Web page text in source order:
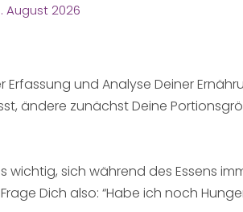
August 2026
Erfassung und Analyse Deiner
ändere zunächst Deine
wichtig, sich während des Essens
Dich also: “Habe ich noch